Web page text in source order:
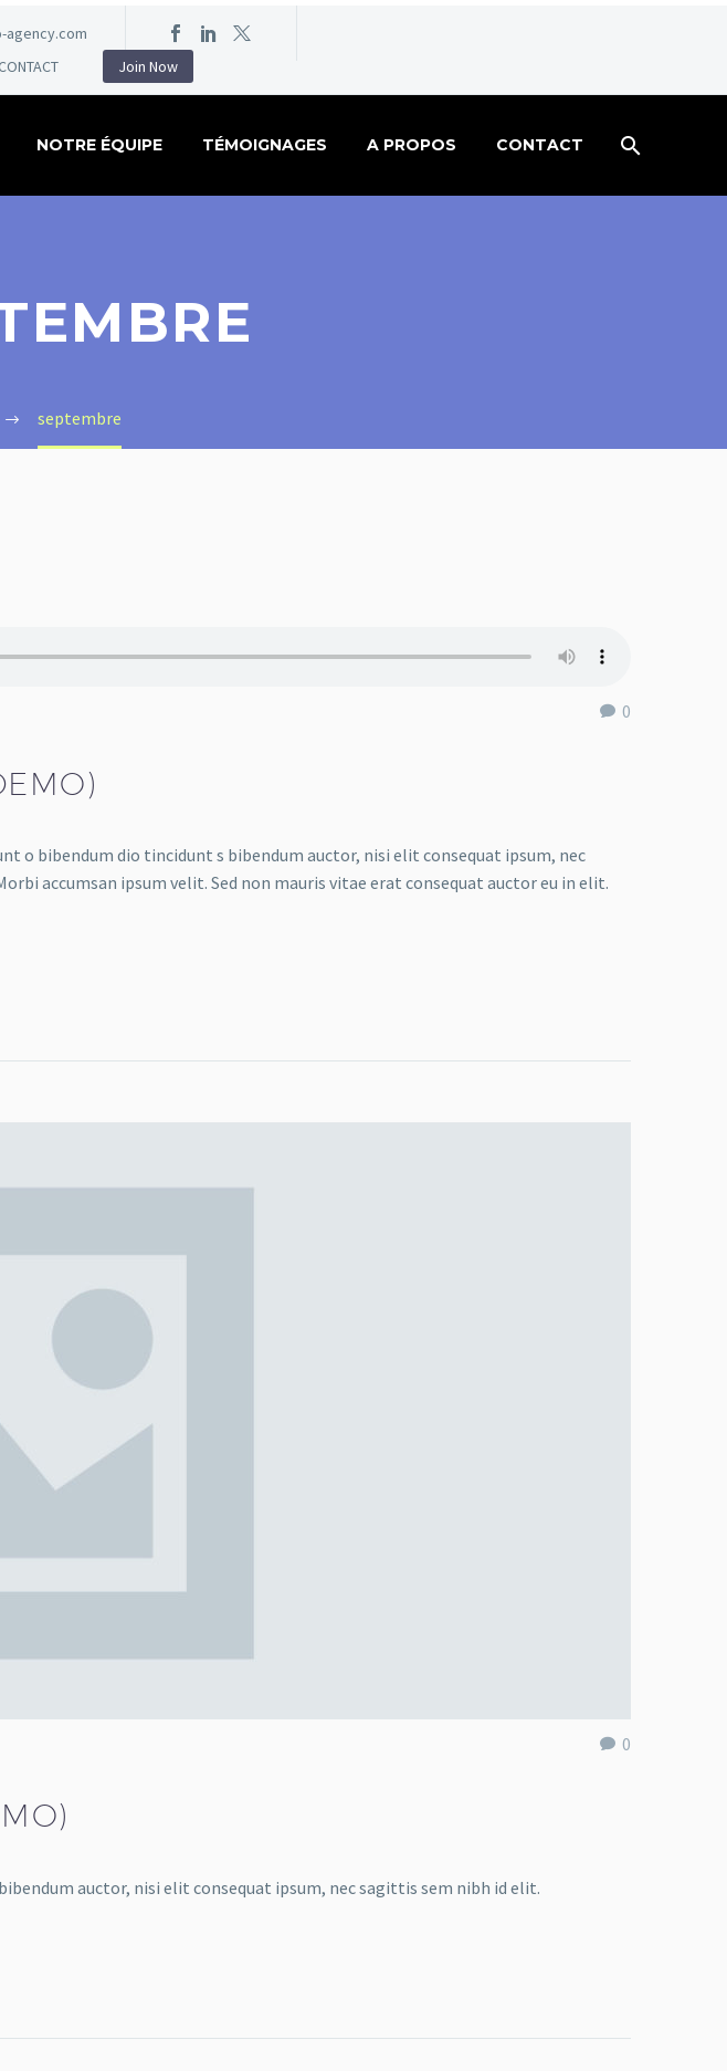
agency.com
Join Now
NOTRE ÉQUIPE TÉMOIGNAGES A PROPOS CONTACT
septembre
0
o bibendum dio tincidunt s bibendum auctor, nisi elit consequat ipsum, nec
accumsan ipsum velit. Sed non mauris vitae erat consequat auctor eu in elit.
0
auctor, nisi elit consequat ipsum, nec sagittis sem nibh id elit.